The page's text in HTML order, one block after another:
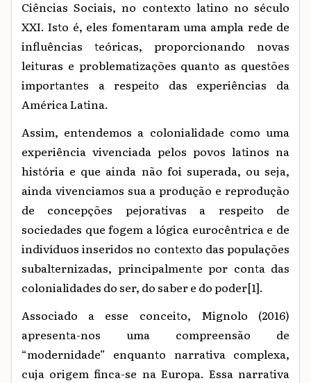
Ciências Sociais, no contexto latino no século
XXI. Isto é, eles fomentaram uma ampla rede de
influências teóricas, proporcionando novas
leituras e problematizações quanto as questões
importantes a respeito das experiências da
América Latina.
Assim, entendemos a colonialidade como uma
experiência vivenciada pelos povos latinos na
história e que ainda não foi superada, ou seja,
ainda vivenciamos sua a produção e reprodução
de concepções pejorativas a respeito de
sociedades que fogem a lógica eurocêntrica e de
indivíduos inseridos no contexto das populações
subalternizadas, principalmente por conta das
colonialidades do ser, do saber e do poder[1].
Associado a esse conceito, Mignolo (2016)
apresenta-nos uma compreensão de
“modernidade” enquanto narrativa complexa,
cuja origem finca-se na Europa. Essa narrativa